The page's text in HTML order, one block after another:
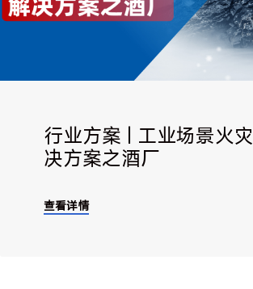
行业方案 | 工业场景火
决方案之酒厂
查看详情